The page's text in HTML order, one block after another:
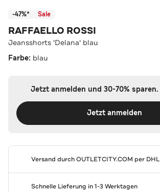
-47%* Sale
RAFFAELLO ROSSI
Jeansshorts 'Delana' blau
Farbe: blau
Jetzt anmelden und 30-70% sparen.
Jetzt anmelden
Versand durchOUTLETCITY.COM per DHL
Schnelle Lieferung in 1-3 Werktagen